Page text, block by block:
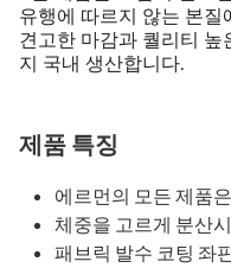
유행에 따르지 않는 본
견고한 마감과 퀄리티
지 국내 생산합니다.
제품 특징
에르먼의 모든 제품
체중을 고르게 분산
패브릭 발수 코팅 좌